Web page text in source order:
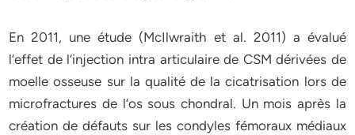
En 2011, une étude (McIlwraith et al. 2011) a évalué
l’effet de l’injection intra articulaire de CSM dérivées de
moelle osseuse sur la qualité de la cicatrisation lors de
microfractures de l’os sous chondral. Un mois après la
création de défauts sur les condyles fémoraux médiaux